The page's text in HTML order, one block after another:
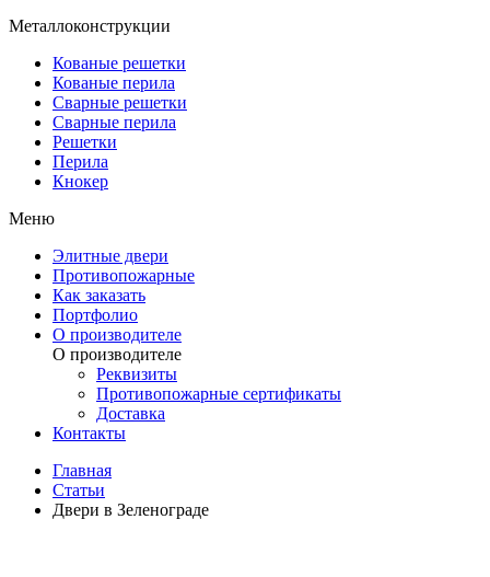
Металлоконструкции
Кованые решетки
Кованые перила
Сварные решетки
Сварные перила
Решетки
Перила
Кнокер
Меню
Элитные двери
Противопожарные
Как заказать
Портфолио
О производителе
О производителе
Реквизиты
Противопожарные сертификаты
Доставка
Контакты
Главная
Статьи
Двери в Зеленограде